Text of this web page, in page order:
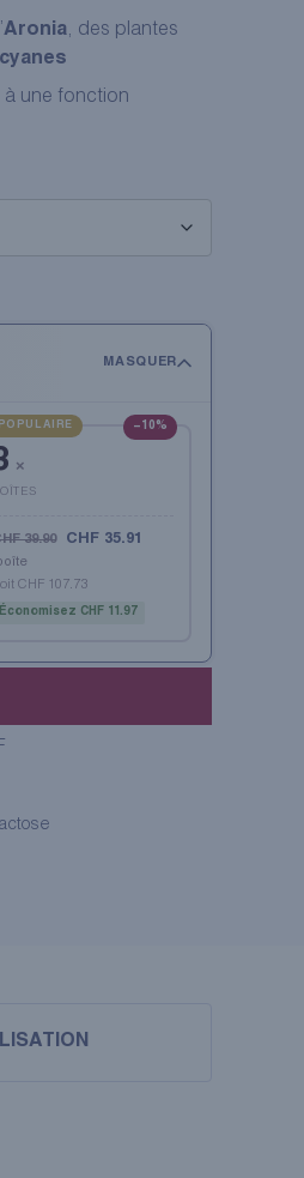
Aronia, des plantes
à une fonction
MASQUER
−10%
POPULAIRE
×
39.90 CHF 35.91
CHF 107.73
Économisez CHF 11.97